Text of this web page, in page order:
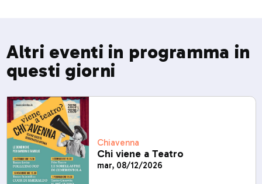
Altri eventi in programma in
questi giorni
Chiavenna
Chi viene a Teatro
mar, 08/12/2026